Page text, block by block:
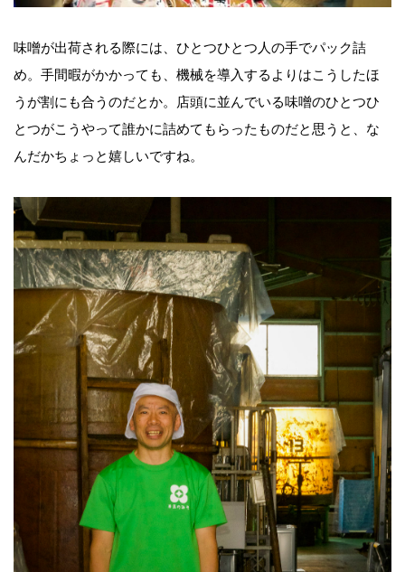
味噌が出荷される際には、ひとつひとつ人の手でパック詰
め。手間暇がかかっても、機械を導入するよりはこうしたほ
うが割にも合うのだとか。店頭に並んでいる味噌のひとつひ
とつがこうやって誰かに詰めてもらったものだと思うと、な
んだかちょっと嬉しいですね。